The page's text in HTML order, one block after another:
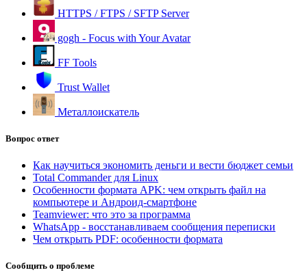
HTTPS / FTPS / SFTP Server
gogh - Focus with Your Avatar
FF Tools
Trust Wallet
Металлоискатель
Вопрос ответ
Как научиться экономить деньги и вести бюджет семьи
Total Commander для Linux
Особенности формата APK: чем открыть файл на
компьютере и Андроид-смартфоне
Teamviewer: что это за программа
WhatsApp - восстанавливаем сообщения переписки
Чем открыть PDF: особенности формата
Сообщить о проблеме